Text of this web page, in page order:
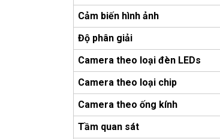
Cảm biến hình ảnh
Độ phân giải
Camera theo loại đèn LEDs
Camera theo loại chip
Camera theo ống kính
Tầm quan sát